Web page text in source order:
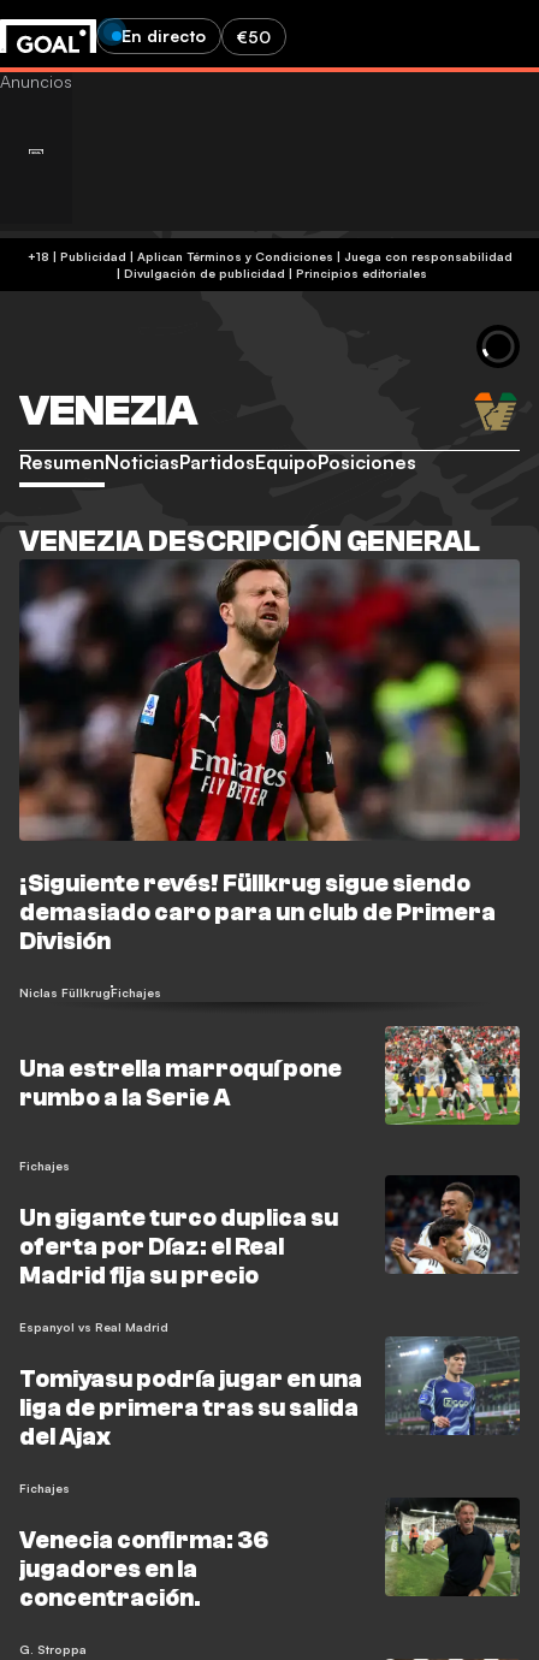
En directo €50
+18 | Publicidad | Aplican Términos y Condiciones | Juega con responsabilidad
| Divulgación de publicidad | Principios editoriales
VENEZIA
ResumenNoticiasPartidosEquipoPosiciones
VENEZIA DESCRIPCIÓN GENERAL
¡Siguiente revés! Füllkrug sigue siendo
demasiado caro para un club de Primera
División
Niclas FüllkrugFichajes
Una estrella marroquí pone
rumbo a la Serie A
Fichajes
Un gigante turco duplica su
oferta por Díaz: el Real
Madrid fija su precio
Espanyol vs Real Madrid
Tomiyasu podría jugar en una
liga de primera tras su salida
del Ajax
Fichajes
Venecia confirma: 36
jugadores en la
concentración.
G. Stroppa